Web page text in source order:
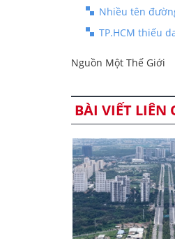
Nhiều tên
TP.HCM thiếu
Nguồn Một Thế Giới
BÀI VIẾT LIÊN